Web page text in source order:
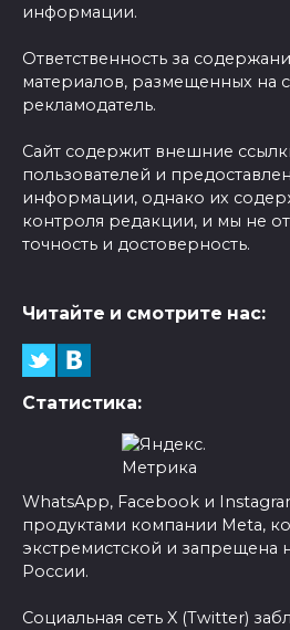
информации.
Ответственность за
материалов, размещенных на
рекламодатель.
Сайт содержит внешние
пользователей и
информации, однако их
контроля редакции, и мы не
точность и достоверность.
Читайте и смотрите нас:
Статистика:
WhatsApp, Facebook и
продуктами компании Meta,
экстремистской и запрещена
России.
Социальная сеть X (Twitter)